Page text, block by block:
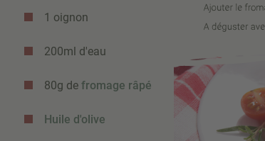
1 oignon
200ml d'eau
80g de fromage râpé
Huile d'olive